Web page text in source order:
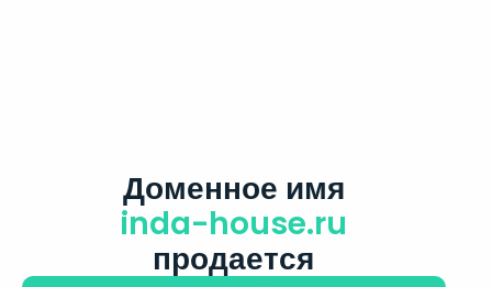
Доменное имя
inda-house.ru
продается